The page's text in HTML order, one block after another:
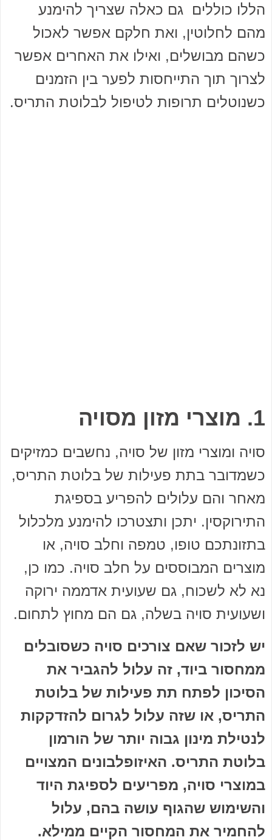
הללו כוללים גם כאלה שצריך להימנע
מהם לחלוטין, ואת חלקם אפשר לאכול
כשהם מבושלים, ואילו את האחרים אפשר
לצרוך תוך התייחסות לפער בין הזמנים
כשנוטלים תרופות לטיפול לבלוטת התריס.
1. מוצרי מזון מסויה
סויה ומוצרי מזון של סויה, נחשבים כמזיקים
כשמדובר בתת פעילות של בלוטת התריס,
מאחר והם עלולים להפריע בספיגת
התירוקסין. יתכן ותצטרכו להימנע מלכלול
בתזונתכם טופו, טמפה וחלב סויה, או
מוצרים המבוססים על חלב סויה. כמו כן,
נא לא לשכוח, גם שעועית אדממה ירוקה
ושעועית סויה בשלה, גם הם מחוץ לתחום.
יש לזכור שאם צורכים סויה כשסובלים
ממחסור ביוד, זה עלול להגביר את
הסיכון לפתח תת פעילות של בלוטת
התריס, או שזה עלול לגרום להזדקקות
לנטילת מינון גבוה יותר של הורמון
בלוטת התריס. האיזופלבונים המצויים
במוצרי סויה, מפריעים לספיגת היוד
והשימוש שהגוף עושה בהם, עלול
להחמיר את המחסור הקיים ממילא.